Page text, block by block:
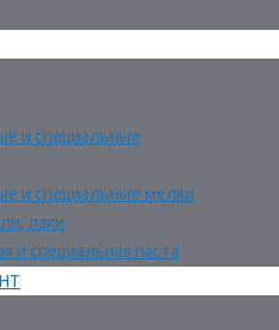
и специальные
и специальные мелки
лаки
и специальная паста